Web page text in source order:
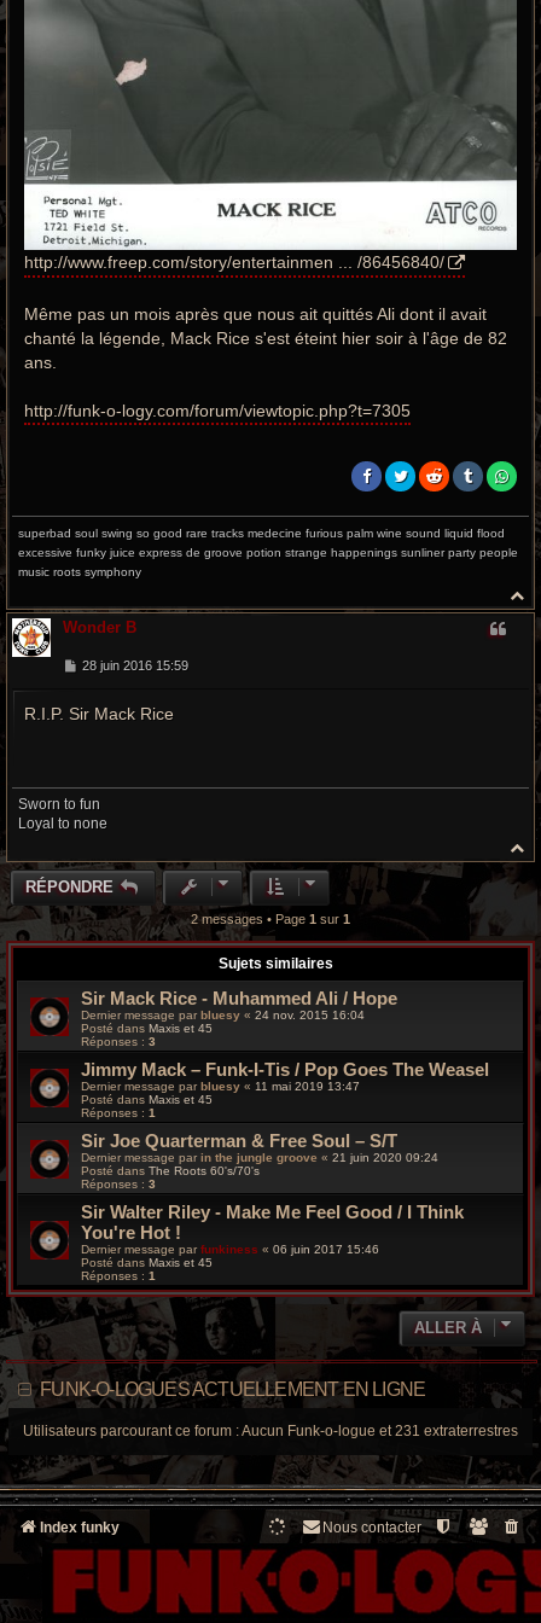
http://www.freep.com/story/entertainmen ... /86456840/
Même pas un mois après que nous ait quittés Ali dont il avait
chanté la légende, Mack Rice s'est éteint hier soir à l'âge de 82
ans.
http://funk-o-logy.com/forum/viewtopic.php?t=7305
superbad soul swing so good rare tracks medecine furious palm wine sound liquid flood
excessive funky juice express de groove potion strange happenings sunliner party people
music roots symphony
a
Wonder B
M
s
28 juin 2016 15:59
R.I.P. Sir Mack Rice
Sworn to fun
Loyal to none
a
u
RÉPONDRE
2 messages • Page 1 sur 1
Sujets similaires
Sir Mack Rice - Muhammed Ali / Hope
Dernier message par bluesy « 24 nov. 2015 16:04
Posté dans Maxis et 45
Réponses : 3
Jimmy Mack – Funk-I-Tis / Pop Goes The Weasel
Dernier message parbluesy « 11 mai 2019 13:47
Posté dans Maxis et 45
Réponses : 1
Sir Joe Quarterman & Free Soul – S/T
Dernier message par in the jungle groove « 21 juin 2020 09:24
Posté dans The Roots 60's/70's
Réponses : 3
Sir Walter Riley - Make Me Feel Good / I Think
You're Hot !
Dernier message par funkiness « 06 juin 2017 15:46
Posté dans Maxis et 45
Réponses : 1
ALLER À
FUNK-O-LOGUES ACTUELLEMENT EN LIGNE
Utilisateurs parcourant ce forum : Aucun Funk-o-logue et 231 extraterrestres
Index funky Nous contacter